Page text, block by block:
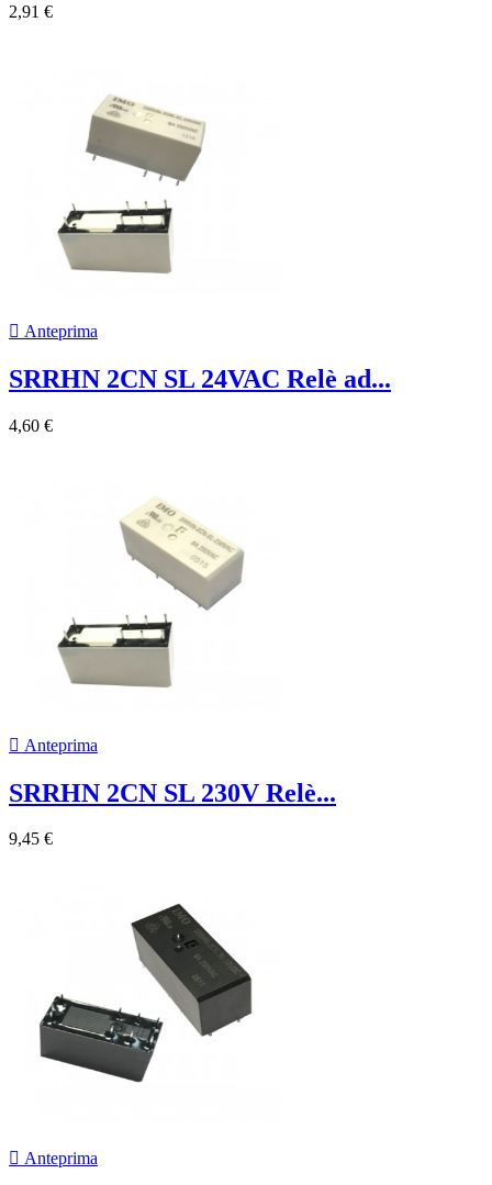
2,91 €
 Anteprima
SRRHN 2CN SL 24VAC Relè ad...
4,60 €
 Anteprima
SRRHN 2CN SL 230V Relè...
9,45 €
 Anteprima